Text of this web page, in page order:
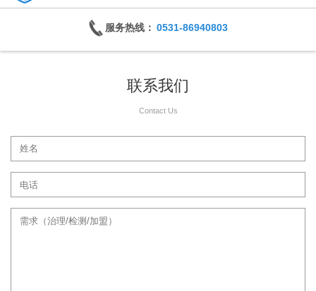
服务热线： 0531-86940803
联系我们
Contact Us